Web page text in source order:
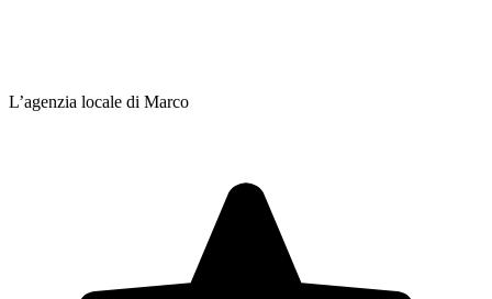
L’agenzia locale di Marco